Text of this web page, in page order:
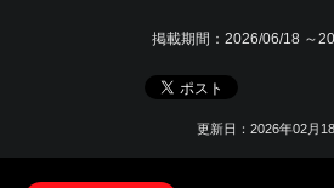
掲載期間： 2026/06/18 ～
更新日：2026年02月